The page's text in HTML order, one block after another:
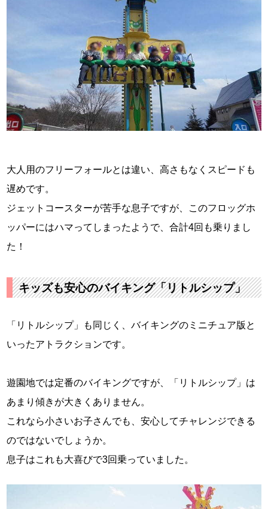
大人用のフリーフォールとは違い、高さもなくスピードも
遅めです。
ジェットコースターが苦手な息子ですが、このフロッグホ
ッパーにはハマってしまったようで、合計4回も乗りまし
た！
キッズも安心のバイキング「リトルシップ」
「リトルシップ」も同じく、バイキングのミニチュア版と
いったアトラクションです。
遊園地では定番のバイキングですが、「リトルシップ」は
あまり傾きが大きくありません。
これなら小さいお子さんでも、安心してチャレンジできる
のではないでしょうか。
息子はこれも大喜びで3回乗っていました。